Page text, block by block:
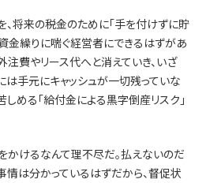
将来の税金のために「手を付けずに貯
資金繰りに喘ぐ経営者にできるはずがあ
注費やリース代へと消えていき、いざ
は手元にキャッシュが一切残っていな
しめる「給付金による黒字倒産リスク」
かけるなんて理不尽だ。払えないのだ
情は分かっているはずだから、督促状